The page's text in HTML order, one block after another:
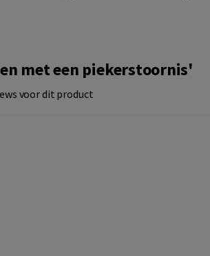
met een piekerstoornis'
voor dit product